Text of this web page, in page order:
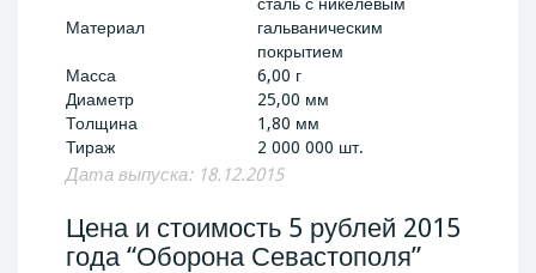
Материал
гальваническим
покрытием
Масса
6,00 г
Диаметр
25,00 мм
Толщина
1,80 мм
Тираж
2 000 000 шт.
Дата выпуска: 18.12.2015
Цена и стоимость 5 рублей 2015
года “Оборона Севастополя”